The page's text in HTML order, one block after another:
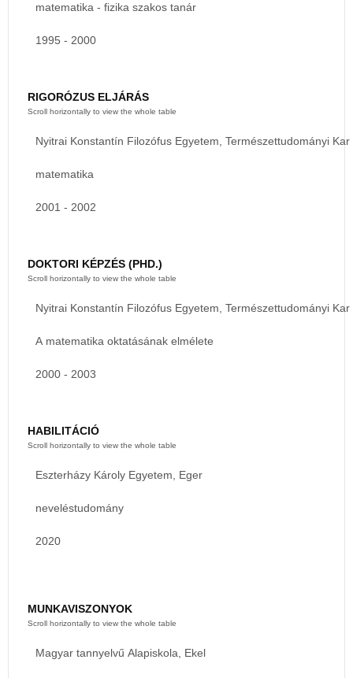
matematika - fizika szakos tanár
1995 - 2000
RIGORÓZUS ELJÁRÁS
Nyitrai Konstantín Filozófus Egyetem, Természettudományi Kar
matematika
2001 - 2002
DOKTORI KÉPZÉS (PHD.)
Nyitrai Konstantín Filozófus Egyetem, Természettudományi Kar
A matematika oktatásának elmélete
2000 - 2003
HABILITÁCIÓ
Eszterházy Károly Egyetem, Eger
neveléstudomány
2020
MUNKAVISZONYOK
Magyar tannyelvű Alapiskola, Ekel